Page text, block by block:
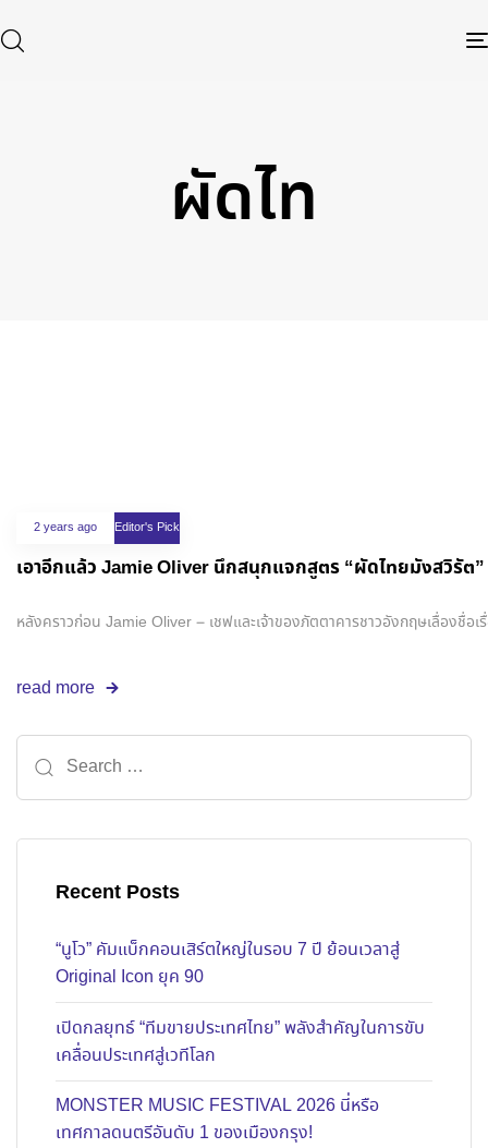
ผัดไท
2 years ago Editor's Pick
เอาอีกแล้ว Jamie Oliver นึกสนุกแจกสูตร “ผัดไทยมังสวิรัต”
หลังคราวก่อน Jamie Oliver – เชฟและเจ้าของภัตตาคารชาวอังกฤษเลื่องชื่
read more
Recent Posts
“นูโว” คัมแบ็กคอนเสิร์ตใหญ่ในรอบ 7 ปี ย้อนเวลาสู่
Original Icon ยุค 90
เปิดกลยุทธ์ “ทีมขายประเทศไทย” พลังสำคัญในการขับ
เคลื่อนประเทศสู่เวทีโลก
MONSTER MUSIC FESTIVAL 2026 นี่หรือ
เทศกาลดนตรีอันดับ 1 ของเมืองกรุง!